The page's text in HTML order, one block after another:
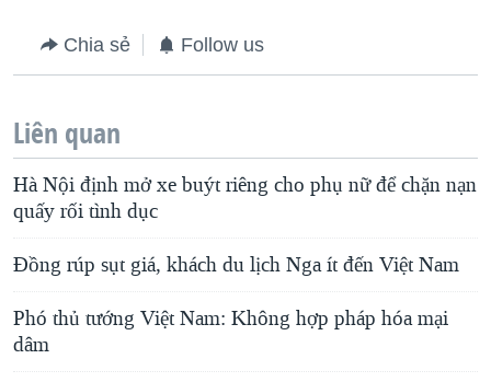
Chia sẻ Follow us
Liên quan
Hà Nội định mở xe buýt riêng cho phụ nữ để chặn nạn
quấy rối tình dục
Đồng rúp sụt giá, khách du lịch Nga ít đến Việt Nam
Phó thủ tướng Việt Nam: Không hợp pháp hóa mại
dâm